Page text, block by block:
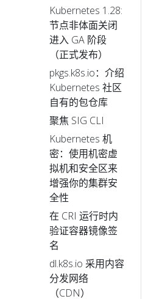
Kubernetes 1.28:
节点非体面关闭
进入 GA 阶段
（正式发布）
pkgs.k8s.io：介绍
Kubernetes 社区
自有的包仓库
聚焦 SIG CLI
Kubernetes 机
密：使用机密虚
拟机和安全区来
增强你的集群安
全性
在 CRI 运行时内
验证容器镜像签
名
dl.k8s.io 采用内容
分发网络
（CDN）